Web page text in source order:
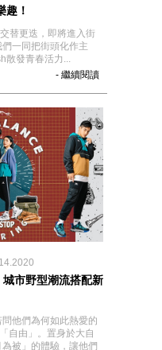
趣！
替更迭，即將進入街
一同把街頭化作主
散發青春活力...
- 繼續閱讀
市野型潮流搭配新
他們為何如此熱愛的
自由」。置身於大自
被」的體驗，讓他們